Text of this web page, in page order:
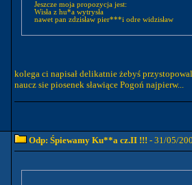
Jeszcze moja propozycja jest:
Wisła z hu*a wytrysła
nawet pan zdzisław pier***i odre widzisław
kolega ci napisał delikatnie żebyś
naucz sie piosenek sławiące Pogoń najpierw...
Odp: Śpiewamy Ku**a cz.II !!! - 31/05/